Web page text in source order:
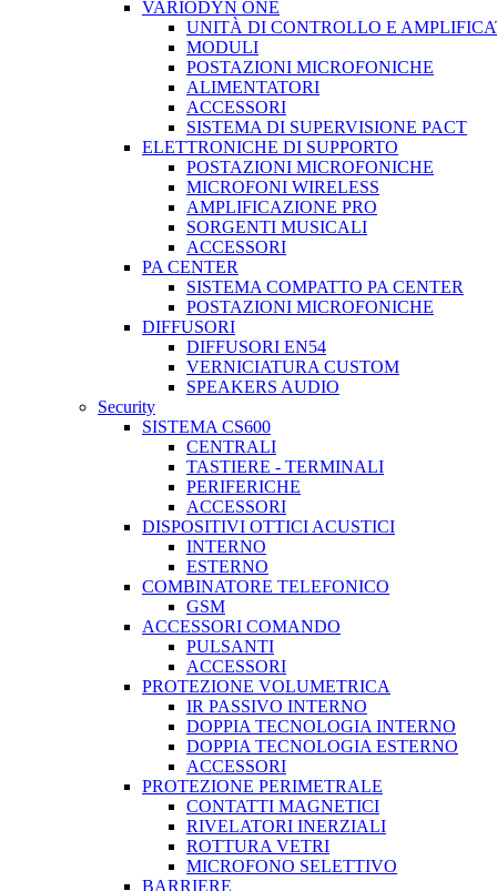
VARIODYN ONE
UNITÀ DI CONTROLLO E
MODULI
POSTAZIONI MICROFONICHE
ALIMENTATORI
ACCESSORI
SISTEMA DI SUPERVISIONE PACT
ELETTRONICHE DI SUPPORTO
POSTAZIONI MICROFONICHE
MICROFONI WIRELESS
AMPLIFICAZIONE PRO
SORGENTI MUSICALI
ACCESSORI
PA CENTER
SISTEMA COMPATTO PA CENTER
POSTAZIONI MICROFONICHE
DIFFUSORI
DIFFUSORI EN54
VERNICIATURA CUSTOM
SPEAKERS AUDIO
Security
SISTEMA CS600
CENTRALI
TASTIERE - TERMINALI
PERIFERICHE
ACCESSORI
DISPOSITIVI OTTICI ACUSTICI
INTERNO
ESTERNO
COMBINATORE TELEFONICO
GSM
ACCESSORI COMANDO
PULSANTI
ACCESSORI
PROTEZIONE VOLUMETRICA
IR PASSIVO INTERNO
DOPPIA TECNOLOGIA INTERNO
DOPPIA TECNOLOGIA ESTERNO
ACCESSORI
PROTEZIONE PERIMETRALE
CONTATTI MAGNETICI
RIVELATORI INERZIALI
ROTTURA VETRI
MICROFONO SELETTIVO
BARRIERE